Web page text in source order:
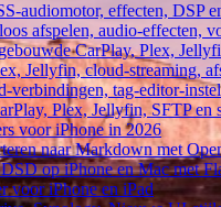
audiomotor, effecten, DSP
afspelen, audio-effecten,
CarPlay, Plex,
Jellyfin, cloud-streaming,
verbindingen, tag-editor-
Plex, Jellyfin, SFTP en
voor iPhone in 2026
naar Markdown met
op iPhone en Mac met
voor iPhone en iPad